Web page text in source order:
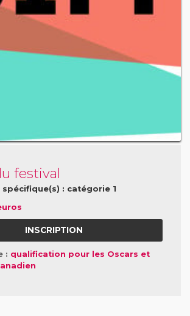
festival
: catégorie 1
INSCRIPTION
: qualification pour les Oscars et